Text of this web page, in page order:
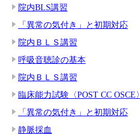
院内BLS講習
「異常の気付き」と初期対応
院内ＢＬＳ講習
呼吸音聴診の基本
院内ＢＬＳ講習
臨床能力試験〈POST CC OSCE〉
「異常の気付き」と初期対応
静脈採血